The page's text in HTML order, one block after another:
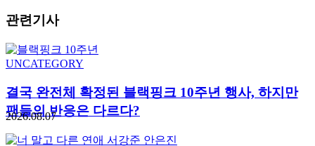
관련기사
UNCATEGORY
결국 완전체 확정된 블랙핑크 10주년 행사, 하지만
팬들의 반응은 다르다?
2026.08.07